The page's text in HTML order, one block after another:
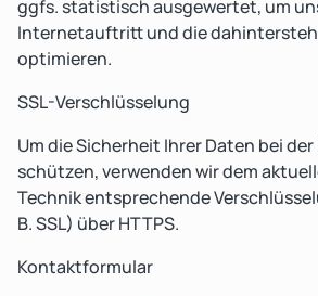
ggfs. statistisch ausgewertet, um
Internetauftritt und die
optimieren.
SSL-Verschlüsselung
Um die Sicherheit Ihrer Daten bei
schützen, verwenden wir dem
Technik entsprechende
B. SSL) über HTTPS.
Kontaktformular